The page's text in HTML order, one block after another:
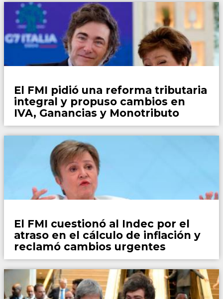
El FMI pidió una reforma tributaria
integral y propuso cambios en
IVA, Ganancias y Monotributo
El FMI cuestionó al Indec por el
atraso en el cálculo de inflación y
reclamó cambios urgentes